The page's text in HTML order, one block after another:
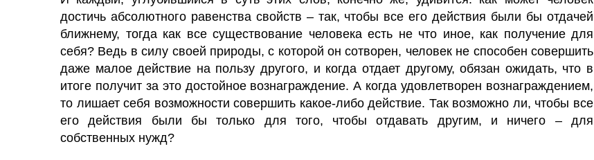
достичь абсолютного равенства свойств – так, чтобы все его действия были бы отдачей
ближнему, тогда как все существование человека есть не что иное, как получение для
себя? Ведь в силу своей природы, с которой он сотворен, человек не способен совершить
даже малое действие на пользу другого, и когда отдает другому, обязан ожидать, что в
итоге получит за это достойное вознаграждение. А когда удовлетворен вознаграждением,
то лишает себя возможности совершить какое-либо действие. Так возможно ли, чтобы все
его действия были бы только для того, чтобы отдавать другим, и ничего – для
собственных нужд?